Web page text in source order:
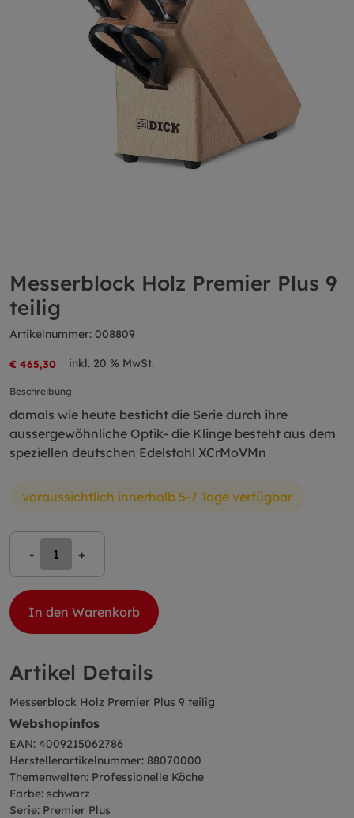
Messerblock Holz Premier Plus 9
teilig
Artikelnummer: 008809
€ 465,30 inkl. 20 % MwSt.
Beschreibung
damals wie heute besticht die Serie durch ihre
aussergewöhnliche Optik- die Klinge besteht aus dem
speziellen deutschen Edelstahl XCrMoVMn
voraussichtlich innerhalb 5-7 Tage verfügbar
- +
In den Warenkorb
Artikel Details
Messerblock Holz Premier Plus 9 teilig
Webshopinfos
EAN: 4009215062786
Herstellerartikelnummer: 88070000
Themenwelten: Professionelle Köche
Farbe: schwarz
Serie: Premier Plus